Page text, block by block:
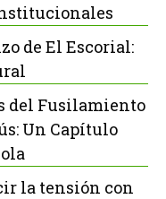
de El Escorial:
del Fusilamiento
Un Capítulo
la tensión con